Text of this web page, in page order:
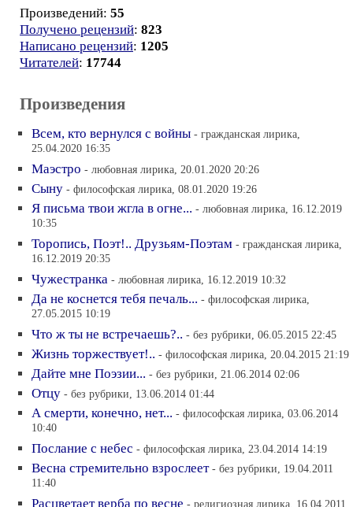
Произведений: 55
Получено рецензий: 823
Написано рецензий: 1205
Читателей: 17744
Произведения
Всем, кто вернулся с войны - гражданская лирика,
25.04.2020 16:35
Маэстро - любовная лирика, 20.01.2020 20:26
Сыну - философская лирика, 08.01.2020 19:26
Я письма твои жгла в огне... - любовная лирика, 16.12.2019
10:35
Торопись, Поэт!.. Друзьям-Поэтам - гражданская лирика,
16.12.2019 20:35
Чужестранка - любовная лирика, 16.12.2019 10:32
Да не коснется тебя печаль... - философская лирика,
27.05.2015 10:19
Что ж ты не встречаешь?.. - без рубрики, 06.05.2015 22:45
Жизнь торжествует!.. - философская лирика, 20.04.2015 21:19
Дайте мне Поэзии... - без рубрики, 21.06.2014 02:06
Отцу - без рубрики, 13.06.2014 01:44
А смерти, конечно, нет... - философская лирика, 03.06.2014
10:40
Послание с небес - философская лирика, 23.04.2014 14:19
Весна стремительно взрослеет - без рубрики, 19.04.2011
11:40
Расцветает верба по весне - религиозная лирика, 16.04.2011